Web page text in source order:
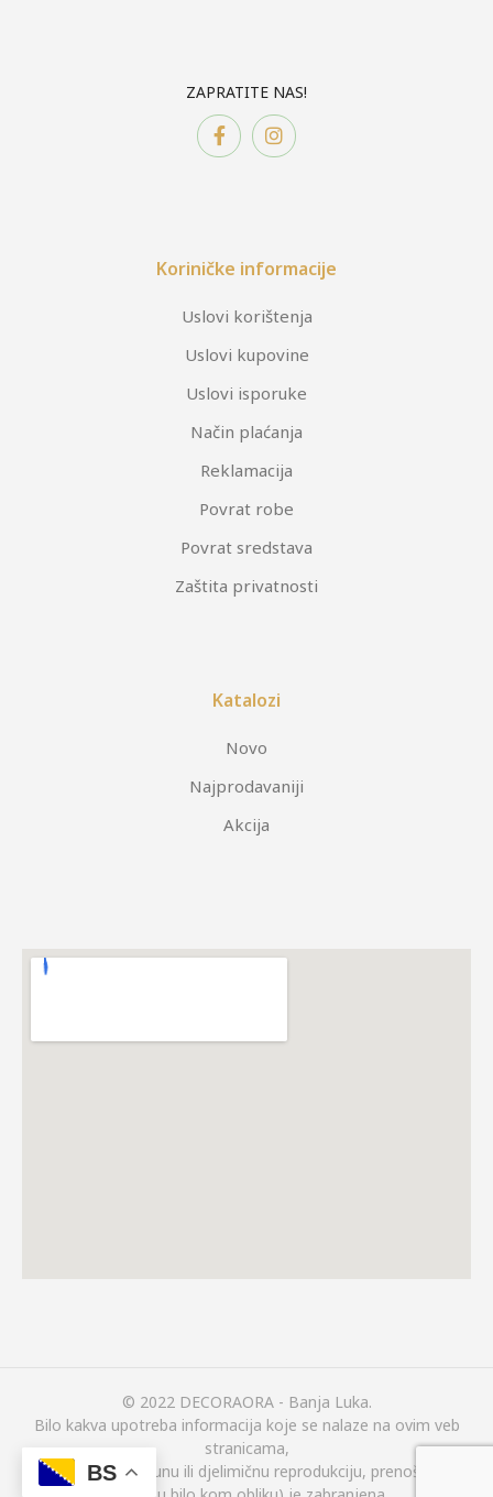
ZAPRATITE NAS!
Koriničke informacije
Uslovi korištenja
Uslovi kupovine
Uslovi isporuke
Način plaćanja
Reklamacija
Povrat robe
Povrat sredstava
Zaštita privatnosti
Katalozi
Novo
Najprodavaniji
Akcija
© 2022 DECORAORA - Banja Luka.
Bilo kakva upotreba informacija koje se nalaze na ovim veb
stranicama,
(uključujući i potpunu ili djelimičnu reprodukciju, prenošenje ili
BS